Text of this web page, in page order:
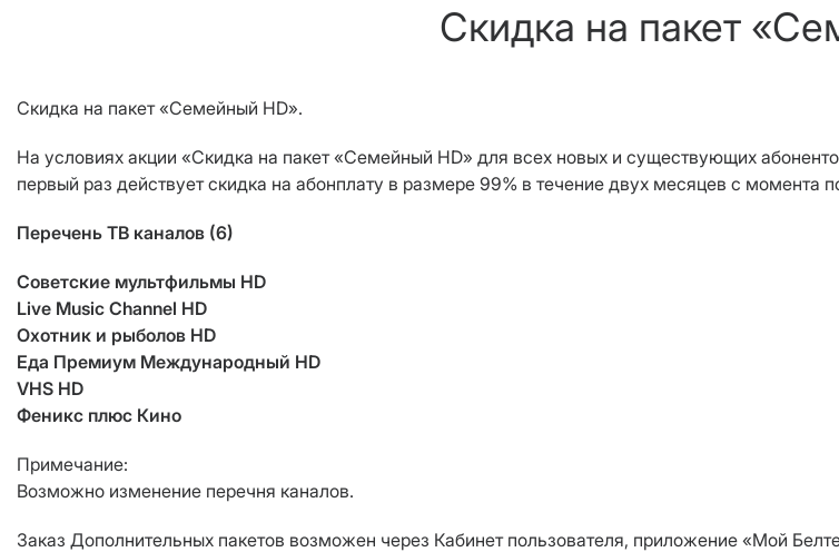
Скидка на пакет
Скидка на пакет «Семейный HD».
На условиях акции «Скидка на пакет «Семейный HD» для всех новых и существующих
первый раз действует скидка на абонплату в размере 99% в течение двух месяцев с момента
Перечень ТВ каналов (6)
Советские мультфильмы HD
Live Music Channel HD
Охотник и рыболов HD
Еда Премиум Международный HD
VHS HD
Феникс плюс Кино
Примечание:
Возможно изменение перечня каналов.
Заказ Дополнительных пакетов возможен через Кабинет пользователя, приложение «Мой